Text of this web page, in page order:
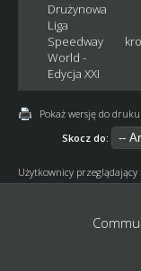
Drużynowa
Liga
Speedway
World -
Edycja XXI
Pokaż wersję do druku
Skocz do:
Użytkownicy przeglądający